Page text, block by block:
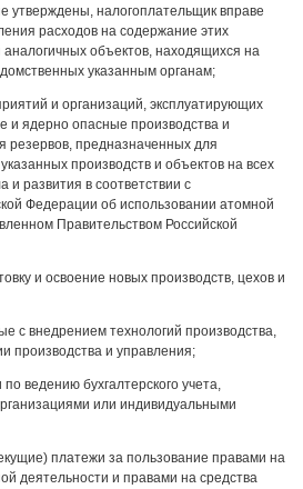
утверждены, налогоплательщик вправе
расходов на содержание этих
объектов, находящихся на
указанным органам;
и организаций, эксплуатирующих
и ядерно опасные производства и
предназначенных для
производств и объектов на всех
и развития в соответствии с
Федерации об использовании атомной
Правительством Российской
и освоение новых производств, цехов и
с внедрением технологий производства,
производства и управления;
ведению бухгалтерского учета,
или индивидуальными
платежи за пользование правами на
деятельности и правами на средства